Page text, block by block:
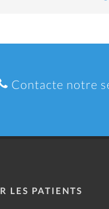
Contacte notre
LES PATIENTS